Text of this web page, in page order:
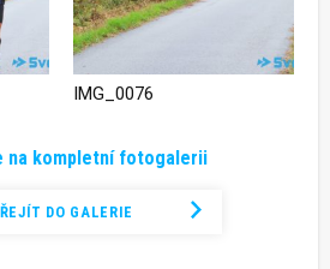
na kompletní fotogalerii
DO GALERIE
IMG_0076